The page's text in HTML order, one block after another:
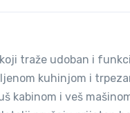
traže udoban i
kuhinjom i
kabinom i veš